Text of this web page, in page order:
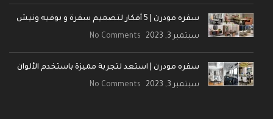
سفره مودرن | 5 أفكار لتصميم سفرة و بوفيه ونيش
سبتمبر 3, 2023 No Comments
سفره مودرن | استعد لتجربة مميزة باستخدم الألوان
سبتمبر 3, 2023 No Comments